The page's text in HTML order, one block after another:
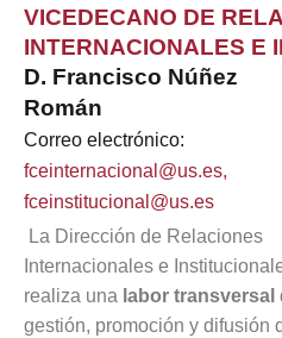
VICEDECANO DE
INTERNACIONALES E
D. Francisco Núñez
Román
Correo electrónico:
fceinternacional@us.es,
fceinstitucional@us.es
La Dirección de Relaciones
Internacionales e
realiza una labor transversal
gestión, promoción y difusión